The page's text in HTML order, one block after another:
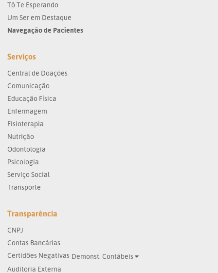
Tô Te Esperando
Um Ser em Destaque
Navegação de Pacientes
Serviços
Central de Doações
Comunicação
Educação Física
Enfermagem
Fisioterapia
Nutrição
Odontologia
Psicologia
Serviço Social
Transporte
Transparência
CNPJ
Contas Bancárias
Certidões Negativas Demonst. Contábeis
Auditoria Externa